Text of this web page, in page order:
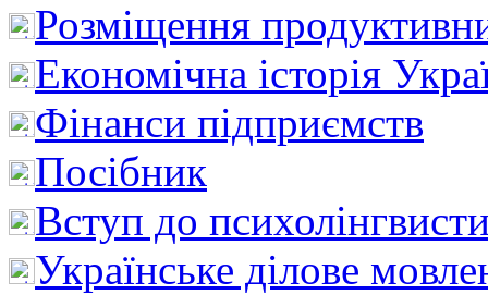
Розміщення
Економічна історія
Фінанси підприємств
Посібник
Вступ до
Українське ділове